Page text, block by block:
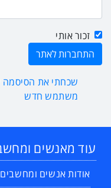
זכור אותי
שכחתי את הסיסמה
משתמש חדש
עוד מאנשים
אודות אנשים ומחשבים